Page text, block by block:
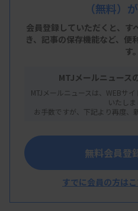
2月分
（無料）
会員登録していただくと、す
き、 記事の保存機能など、便
す。
MTJメールニュース
MTJメールニュースは、WEBサ
いたしま
お手数ですが、下記より再度、
無料会員登
すでに会員の方は